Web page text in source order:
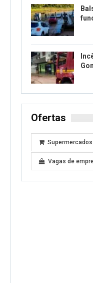
Ofertas
Supermercados
Vagas de